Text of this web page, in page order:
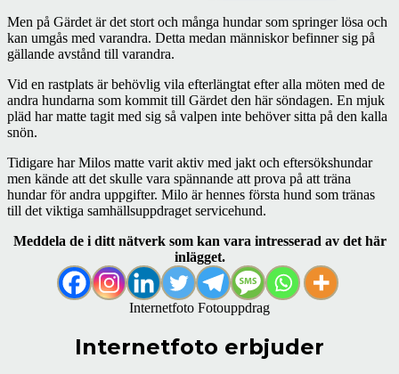
Men på Gärdet är det stort och många hundar som springer lösa och
kan umgås med varandra. Detta medan människor befinner sig på
gällande avstånd till varandra.
Vid en rastplats är behövlig vila efterlängtat efter alla möten med de
andra hundarna som kommit till Gärdet den här söndagen. En mjuk
pläd har matte tagit med sig så valpen inte behöver sitta på den kalla
snön.
Tidigare har Milos matte varit aktiv med jakt och eftersökshundar
men kände att det skulle vara spännande att prova på att träna
hundar för andra uppgifter. Milo är hennes första hund som tränas
till det viktiga samhällsuppdraget servicehund.
Meddela de i ditt nätverk som kan vara intresserad av det här
inlägget.
Internetfoto Fotouppdrag
Internetfoto erbjuder